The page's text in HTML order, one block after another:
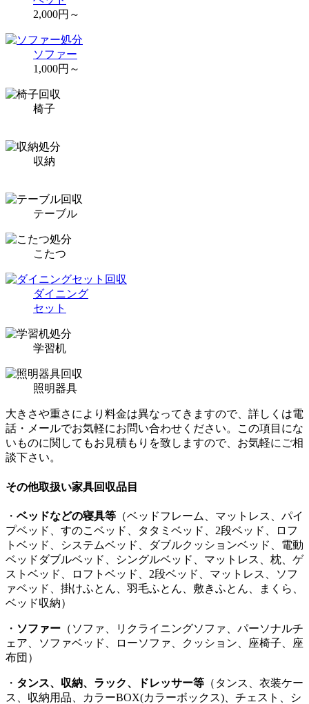
2,000円～
ソファー
1,000円～
椅子
収納
テーブル
こたつ
ダイニング
セット
学習机
照明器具
大きさや重さにより料金は異なってきますので、詳しくは電
話・メールでお気軽にお問い合わせください。この項目にな
いものに関してもお見積もりを致しますので、お気軽にご相
談下さい。
その他取扱い家具回収品目
・ ベッドなどの寝具等 （ベッドフレーム、マットレス、パイ
プベッド、すのこベッド、タタミベッド、2段ベッド、ロフ
トベッド、システムベッド、ダブルクッションベッド、電動
ベッドダブルベッド、シングルベッド、マットレス、枕、ゲ
ストベッド、ロフトベッド、2段ベッド、マットレス、ソフ
ァベッド、掛けふとん、羽毛ふとん、敷きふとん、まくら、
ベッド収納）
・ ソファー （ソファ、リクライニングソファ、パーソナルチ
ェア、ソファベッド、ローソファ、クッション、座椅子、座
布団）
・ タンス、収納、ラック、ドレッサー等 （タンス、衣装ケー
ス、収納用品、カラーBOX(カラーボックス)、チェスト、シ